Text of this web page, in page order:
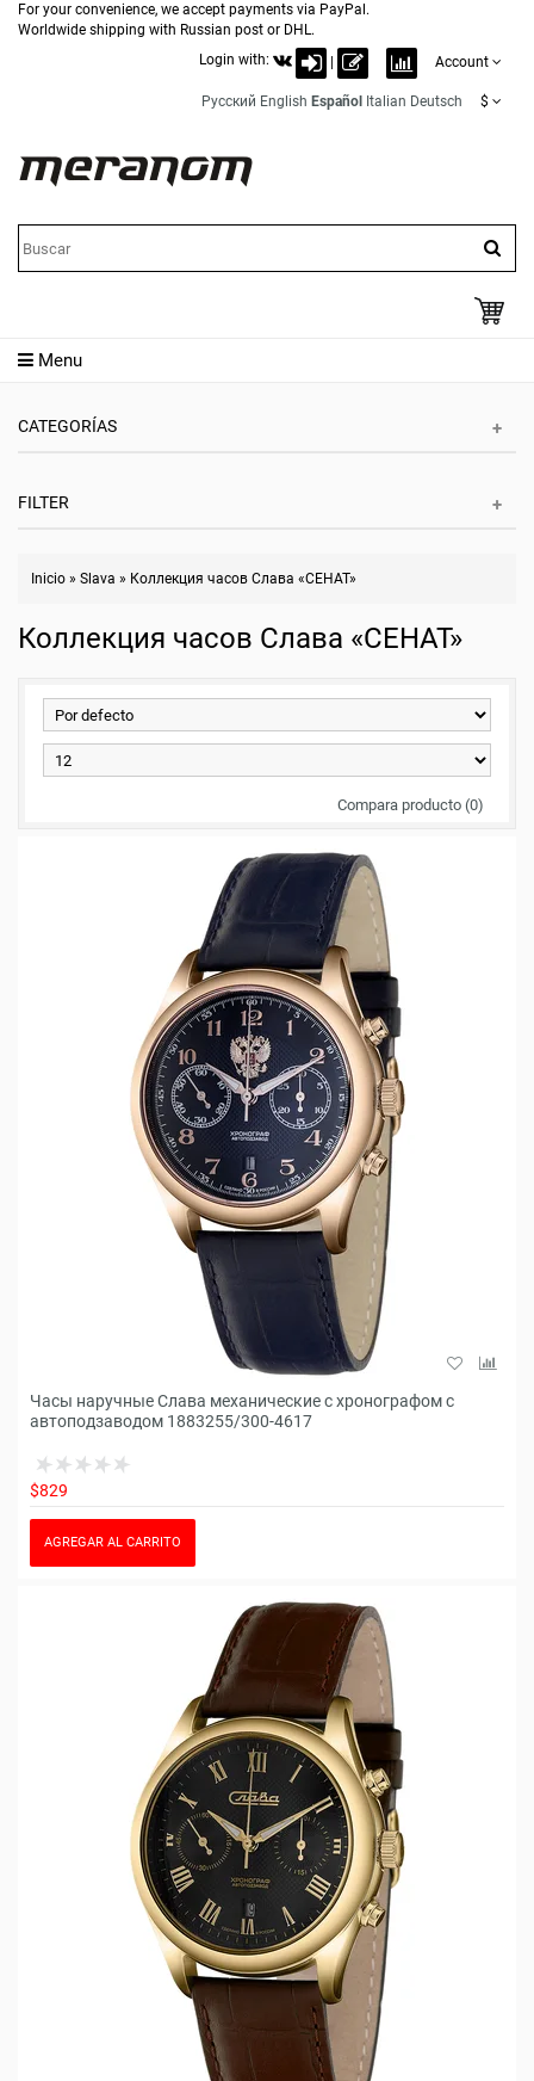
For your convenience, we accept payments via PayPal.
Worldwide shipping with Russian post or DHL.
Login with:
Account
Русский English Español Italian Deutsch $
Menu
CATEGORÍAS
FILTER
Inicio » Slava » Коллекция часов Слава «СЕНАТ»
Коллекция часов Слава «СЕНАТ»
Compara producto (0)
Часы наручные Слава механические с хронографом с
автоподзаводом 1883255/300-4617
$829
AGREGAR AL CARRITO